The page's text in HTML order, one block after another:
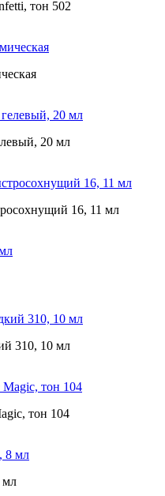
тон 502
20 мл
16, 11 мл
310, 10 мл
тон 104
мл